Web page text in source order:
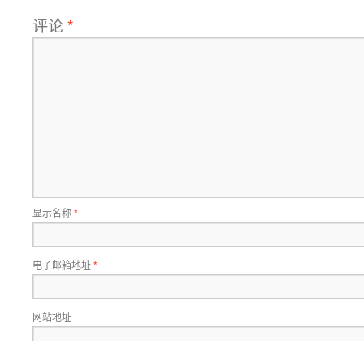
评论*
显示名称*
电子邮箱地址*
网站地址